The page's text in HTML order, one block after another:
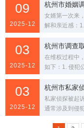
09
2025-12
杭州市婚姻
女婿第一次来
解和亲近感：
03
2025-12
在维权过程中
如下：1. 侵犯
03
2025-12
私家侦探被起
通常涉及到侵